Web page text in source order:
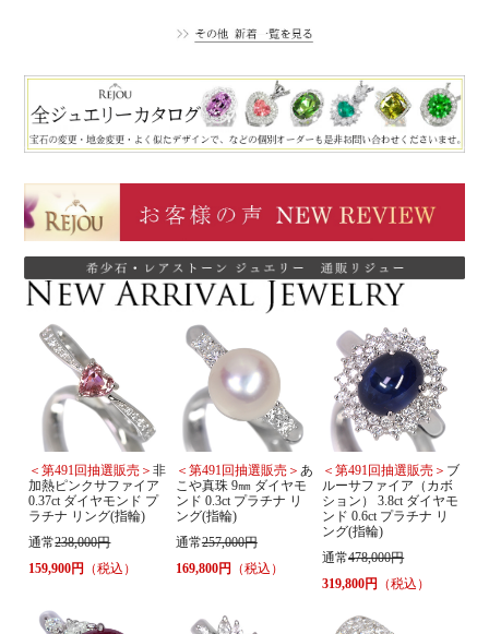
＜第491回抽選販売＞非
加熱ピンクサファイア
0.37ct ダイヤモンド プ
ラチナ リング(指輪)
通常238,000円
159,900円
（税込）
＜第491回抽選販売＞ あ
こや真珠 9㎜ ダイヤモ
ンド 0.3ct プラチナ リ
ング(指輪)
通常257,000円
169,800円
（税込）
＜第491回抽選販売＞ ブ
ルーサファイア（カボ
ション） 3.8ct ダイヤモ
ンド 0.6ct プラチナ リ
ング(指輪)
通常478,000円
319,800円
（税込）